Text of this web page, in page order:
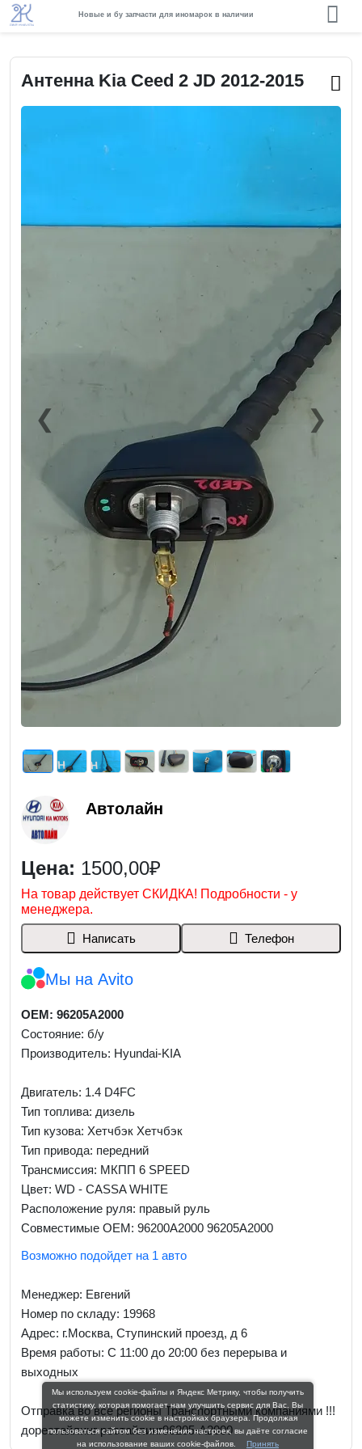
Новые и бу запчасти для иномарок в наличии
Антенна Kia Ceed 2 JD 2012-2015
❮Previous ❯Next
Автолайн
Цена: 1500,00₽
На товар действует СКИДКА! Подробности - у
менеджера.
Написать Телефон
Мы на Avito
OEM: 96205A2000
Состояние: б/у
Производитель: Hyundai-KIA
Двигатель: 1.4 D4FC
Тип топлива: дизель
Тип кузова: Хетчбэк Хетчбэк
Тип привода: передний
Трансмиссия: МКПП 6 SPEED
Цвет: WD - CASSA WHITE
Расположение руля: правый руль
Совместимые OEM: 96200A2000 96205A2000
Возможно подойдет на 1 авто
Менеджер: Евгений
Номер по складу: 19968
Адрес: г.Москва, Ступинский проезд, д 6
Время работы: С 11:00 до 20:00 без перерыва и
выходных
Отправка во все регионы Транспортными компаниями !!!
дорестайлинг рестайлинг96205-A2000
Мы используем cookie-файлы и Яндекс Метрику, чтобы получить
статистику, которая помогает нам улучшить сервис для Вас. Вы
можете изменить cookie в настройках браузера. Продолжая
пользоваться сайтом без изменения настроек, вы даёте согласие
на использование ваших cookie-файлов.
Принять